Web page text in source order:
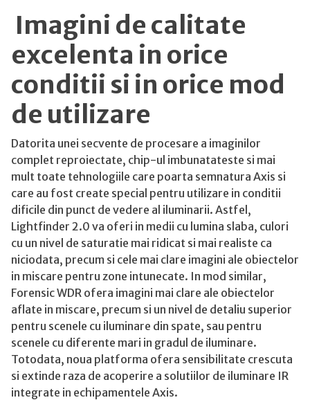
Imagini de calitate
excelenta in orice
conditii si in orice mod
de utilizare
Datorita unei secvente de procesare a imaginilor
complet reproiectate, chip-ul imbunatateste si mai
mult toate tehnologiile care poarta semnatura Axis si
care au fost create special pentru utilizare in conditii
dificile din punct de vedere al iluminarii. Astfel,
Lightfinder 2.0 va oferi in medii cu lumina slaba, culori
cu un nivel de saturatie mai ridicat si mai realiste ca
niciodata, precum si cele mai clare imagini ale obiectelor
in miscare pentru zone intunecate. In mod similar,
Forensic WDR ofera imagini mai clare ale obiectelor
aflate in miscare, precum si un nivel de detaliu superior
pentru scenele cu iluminare din spate, sau pentru
scenele cu diferente mari in gradul de iluminare.
Totodata, noua platforma ofera sensibilitate crescuta
si extinde raza de acoperire a solutiilor de iluminare IR
integrate in echipamentele Axis.